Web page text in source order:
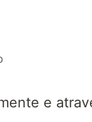
e